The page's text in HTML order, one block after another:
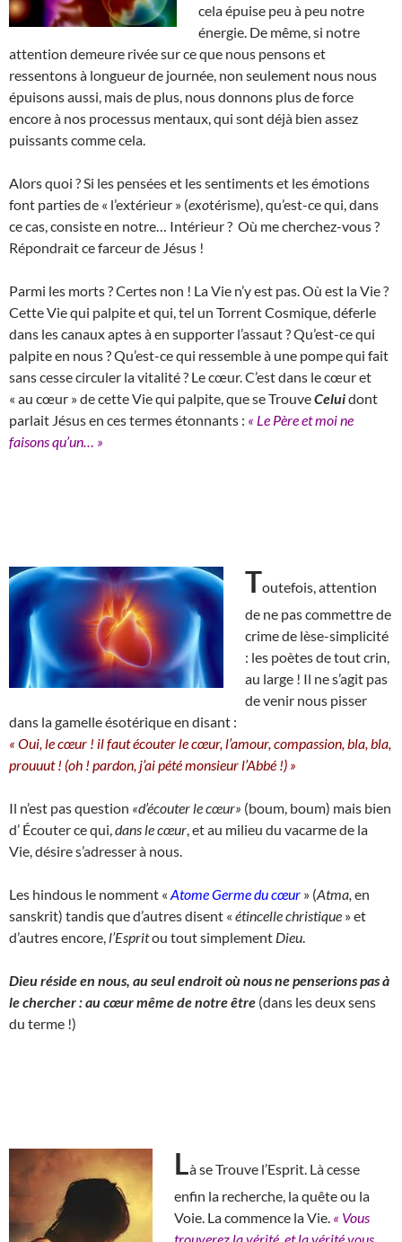
cela épuise peu à peu notre
énergie. De même, si notre
attention demeure rivée sur ce que nous pensons et
ressentons à longueur de journée, non seulement nous nous
épuisons aussi, mais de plus, nous donnons plus de force
encore à nos processus mentaux, qui sont déjà bien assez
puissants comme cela.
Alors quoi ? Si les pensées et les sentiments et les émotions
font parties de « l’extérieur » (exotérisme), qu’est-ce qui, dans
ce cas, consiste en notre… Intérieur ? Où me cherchez-vous ?
Répondrait ce farceur de Jésus !
Parmi les morts ? Certes non ! La Vie n’y est pas. Où est la Vie ?
Cette Vie qui palpite et qui, tel un Torrent Cosmique, déferle
dans les canaux aptes à en supporter l’assaut ? Qu’est-ce qui
palpite en nous ? Qu’est-ce qui ressemble à une pompe qui fait
sans cesse circuler la vitalité ? Le cœur. C’est dans le cœur et
« au cœur » de cette Vie qui palpite, que se TrouveCeluidont
parlait Jésus en ces termes étonnants : « Le Père et moi ne
faisons qu’un… »
Toutefois, attention
de ne pas commettre de
crime de lèse-simplicité
: les poètes de tout crin,
au large ! Il ne s’agit pas
de venir nous pisser
dans la gamelle ésotérique en disant :
« Oui, le cœur ! il faut écouter le cœur, l’amour, compassion, bla, bla,
prouuut ! (oh ! pardon, j’ai pété monsieur l’Abbé !) »
Il n’est pas question «d’écouter le cœur» (boum, boum) mais bien
d’ Écouter ce qui, dans le cœur , et au milieu du vacarme de la
Vie, désire s’adresser à nous.
Les hindous le nomment « Atome Germe du cœur » (Atma, en
sanskrit) tandis que d’autres disent « étincelle christique » et
d’autres encore, l’Espritou tout simplement Dieu
Dieu réside en nous, au seul endroit où nous ne penserions pas à
le chercher : au cœur même de notre être (dans les deux sens
du terme !)
Là se Trouve l’Esprit. Là cesse
enfin la recherche, la quête ou la
Voie. La commence la Vie. « Vous
trouverez la vérité, et la vérité vous